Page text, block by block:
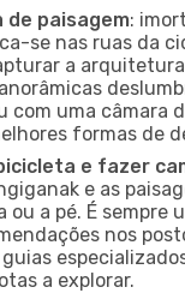
de paisagem:
se nas ruas da
a
com uma câmara
formas de
e fazer
e as
ou a pé. É sempre
nos
a explorar.